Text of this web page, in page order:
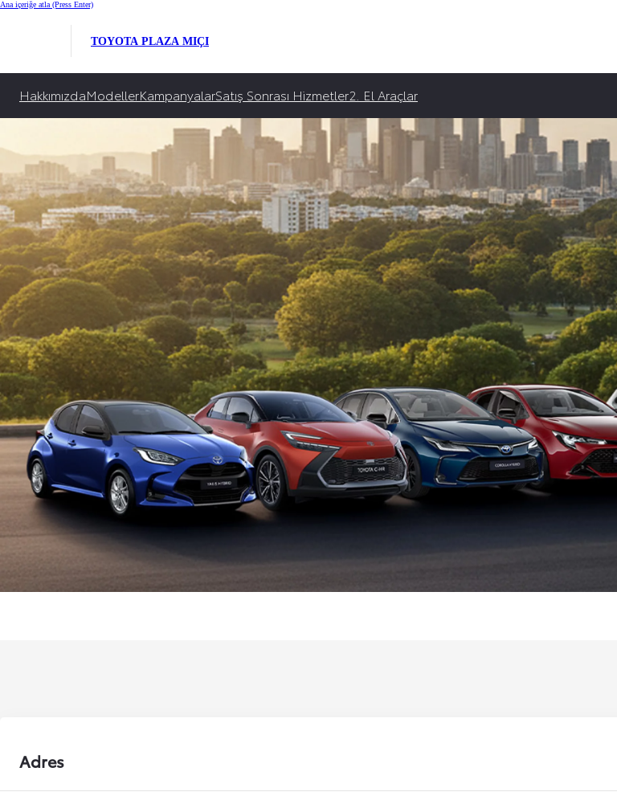
Ana içeriğe atla (Press Enter)
TOYOTA PLAZA MIÇI
HakkımızdaModellerKampanyalarSatış Sonrası Hizmetler2. El Araçlar
Toyota, en güncel araç kampanyaları, kredi ve faiz avantajlarıyla yanınızda!
Adres